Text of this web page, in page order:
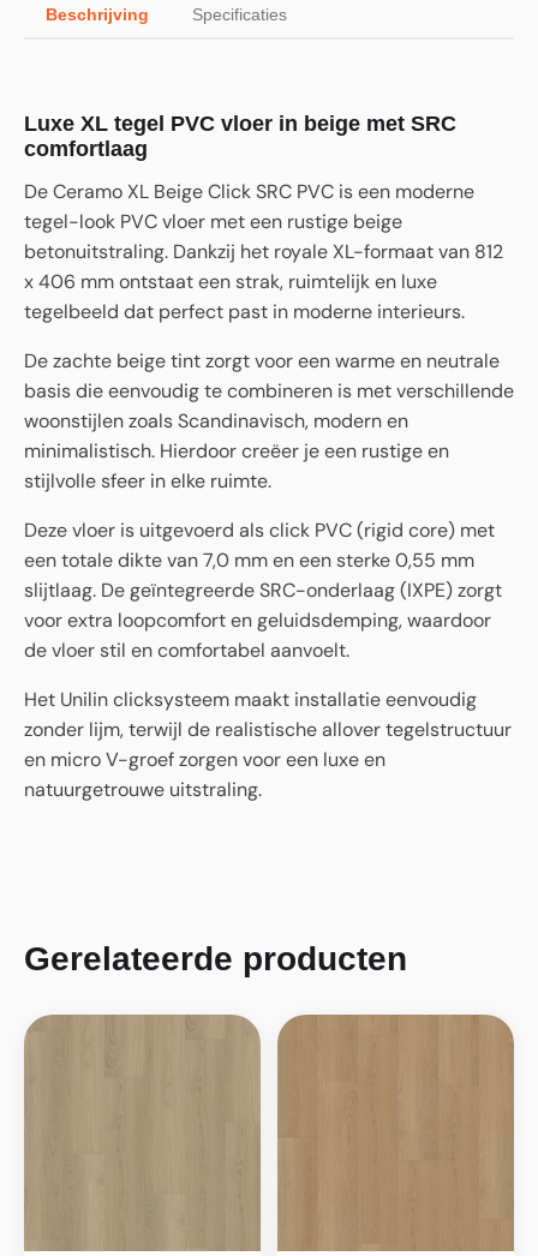
Beschrijving Specificaties
Luxe XL tegel PVC vloer in beige met SRC
comfortlaag
De Ceramo XL Beige Click SRC PVC is een moderne
tegel-look PVC vloer met een rustige beige
betonuitstraling. Dankzij het royale XL-formaat van 812
x 406 mm ontstaat een strak, ruimtelijk en luxe
tegelbeeld dat perfect past in moderne interieurs.
De zachte beige tint zorgt voor een warme en neutrale
basis die eenvoudig te combineren is met verschillende
woonstijlen zoals Scandinavisch, modern en
minimalistisch. Hierdoor creëer je een rustige en
stijlvolle sfeer in elke ruimte.
Deze vloer is uitgevoerd als click PVC (rigid core) met
een totale dikte van 7,0 mm en een sterke 0,55 mm
slijtlaag. De geïntegreerde SRC-onderlaag (IXPE) zorgt
voor extra loopcomfort en geluidsdemping, waardoor
de vloer stil en comfortabel aanvoelt.
Het Unilin clicksysteem maakt installatie eenvoudig
zonder lijm, terwijl de realistische allover tegelstructuur
en micro V-groef zorgen voor een luxe en
natuurgetrouwe uitstraling.
Gerelateerde producten